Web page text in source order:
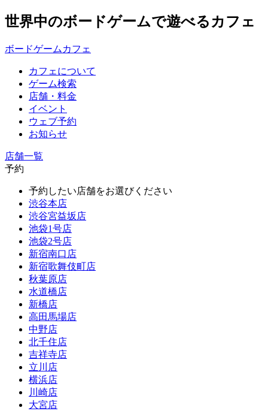
世界中のボードゲームで遊べるカフェ
ボードゲームカフェ
カフェについて
ゲーム検索
店舗・料金
イベント
ウェブ予約
お知らせ
店舗一覧
予約
予約したい店舗をお選びください
渋谷本店
渋谷宮益坂店
池袋1号店
池袋2号店
新宿南口店
新宿歌舞伎町店
秋葉原店
水道橋店
新橋店
高田馬場店
中野店
北千住店
吉祥寺店
立川店
横浜店
川崎店
大宮店